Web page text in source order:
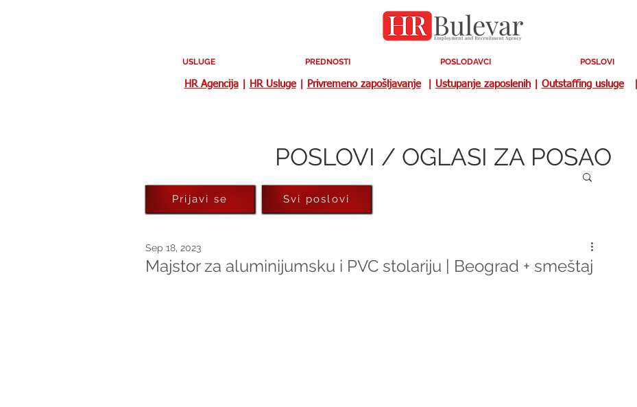
USLUGE PREDNOSTI POSLODAVCI POSLOVI
HR Agencija| HR Usluge| Privremeno zapošljavanje| Ustupanje zaposlenih| Outstaffing usluge|
POSLOVI / OGLASI ZA POSAO
Majstor za aluminijumsku i PVC stolariju | Beograd + smeštaj
Sep 18, 2023
Prijavi se Svi poslovi